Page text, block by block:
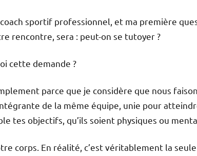
coach sportif professionnel, et ma première
rencontre, sera : peut-on se tutoyer ?
cette demande ?
parce que je considère que nous
de la même équipe, unie pour
tes objectifs, qu’ils soient physiques ou
corps. En réalité, c’est véritablement la seule